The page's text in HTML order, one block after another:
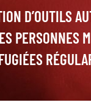
D’OUTILS
PERSONNES